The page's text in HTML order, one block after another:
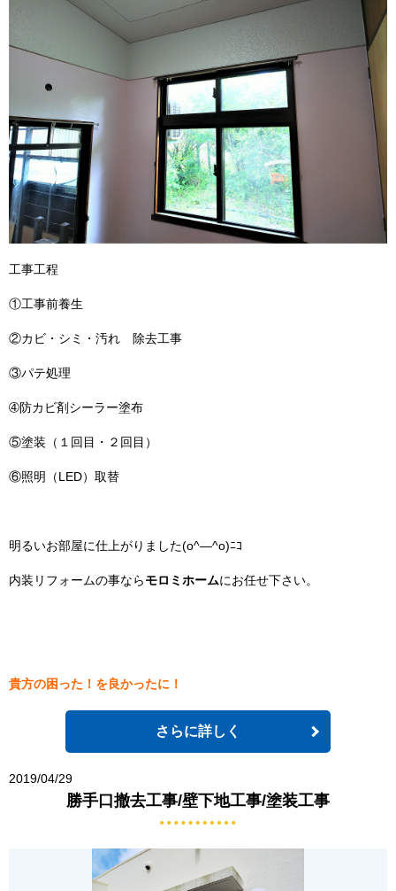
工事工程
①工事前養生
②カビ・シミ・汚れ 除去工事
③パテ処理
➃防カビ剤シーラー塗布
⑤塗装（１回目・２回目）
⑥照明（LED）取替
明るいお部屋に仕上がりました(o^―^o)ﾆｺ
内装リフォームの事ならモロミホームにお任せ下さい。
貴方の困った！を良かったに！
さらに詳しく
2019/04/29
勝手口撤去工事/壁下地工事/塗装工事